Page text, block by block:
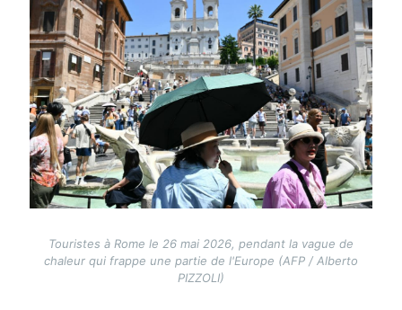
Touristes à Rome le 26 mai 2026, pendant la vague de
chaleur qui frappe une partie de l'Europe (AFP / Alberto
PIZZOLI)